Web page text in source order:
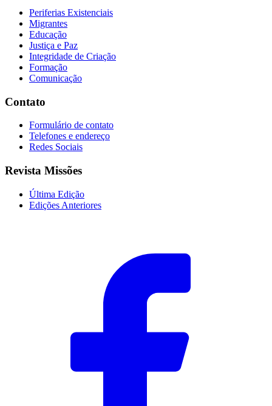
Periferias Existenciais
Migrantes
Educação
Justiça e Paz
Integridade de Criação
Formação
Comunicação
Contato
Formulário de contato
Telefones e endereço
Redes Sociais
Revista Missões
Última Edição
Edições Anteriores